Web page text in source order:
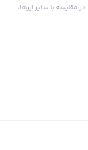
مقایسه با سایر ارزها،
می‌دهد که هر سرمایه‌گذاری
به دقت و با حوصله تحقیق